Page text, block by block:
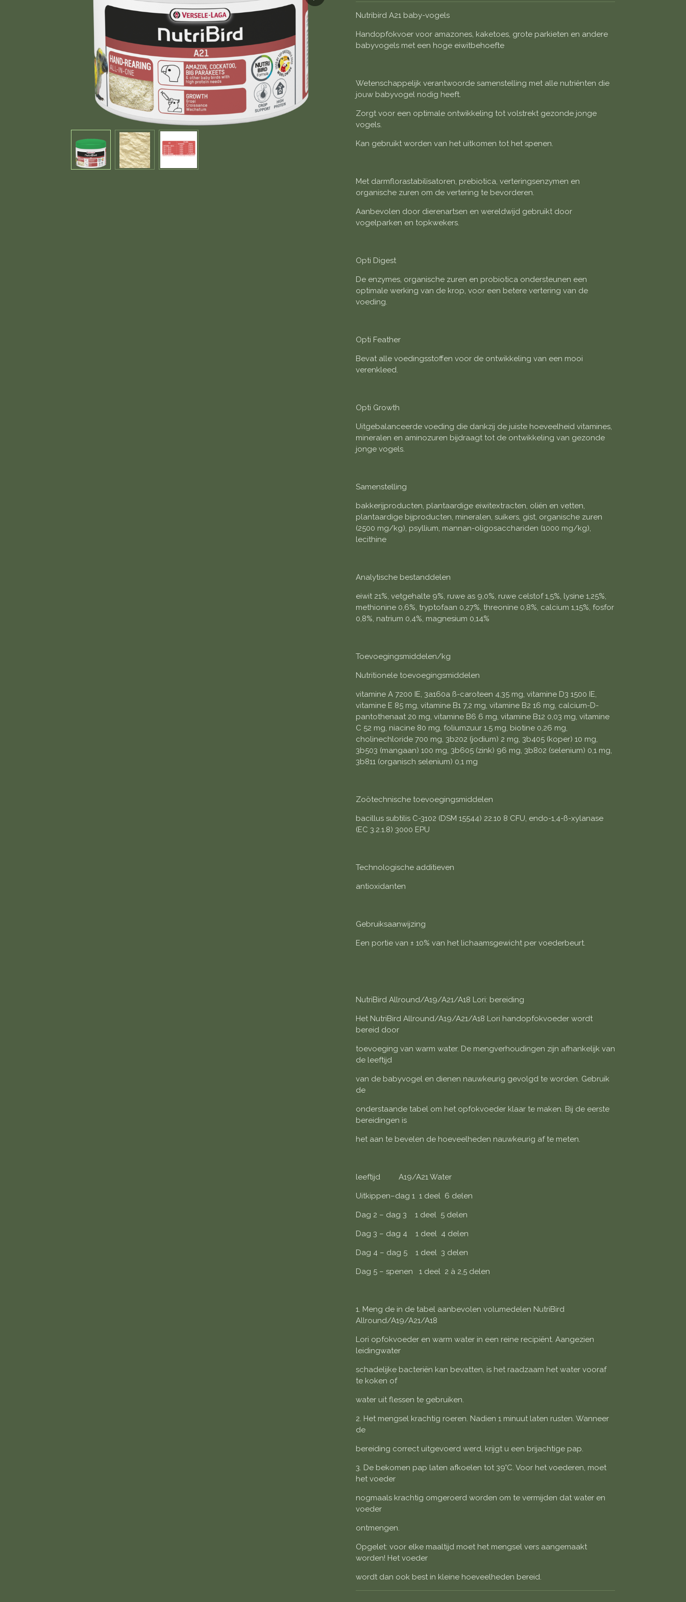
Nutribird A21 baby-vogels
Handopfokvoer voor amazones, kaketoes, grote parkieten en andere
babyvogels met een hoge eiwitbehoefte
Wetenschappelijk verantwoorde samenstelling met alle nutriënten die
jouw babyvogel nodig heeft.
Zorgt voor een optimale ontwikkeling tot volstrekt gezonde jonge
vogels.
Kan gebruikt worden van het uitkomen tot het spenen.
Met darmflorastabilisatoren, prebiotica, verteringsenzymen en
organische zuren om de vertering te bevorderen.
Aanbevolen door dierenartsen en wereldwijd gebruikt door
vogelparken en topkwekers.
Opti Digest
De enzymes, organische zuren en probiotica ondersteunen een
optimale werking van de krop, voor een betere vertering van de
voeding.
Opti Feather
Bevat alle voedingsstoffen voor de ontwikkeling van een mooi
verenkleed.
Opti Growth
Uitgebalanceerde voeding die dankzij de juiste hoeveelheid vitamines,
mineralen en aminozuren bijdraagt tot de ontwikkeling van gezonde
jonge vogels.
Samenstelling
bakkerijproducten, plantaardige eiwitextracten, oliën en vetten,
plantaardige bijproducten, mineralen, suikers, gist, organische zuren
(2500 mg/kg), psyllium, mannan-oligosacchariden (1000 mg/kg),
lecithine
Analytische bestanddelen
eiwit 21%, vetgehalte 9%, ruwe as 9,0%, ruwe celstof 1,5%, lysine 1,25%,
methionine 0,6%, tryptofaan 0,27%, threonine 0,8%, calcium 1,15%, fosfor
0,8%, natrium 0,4%, magnesium 0,14%
Toevoegingsmiddelen/kg
Nutritionele toevoegingsmiddelen
vitamine A 7200 IE, 3a160a ß-caroteen 4,35 mg, vitamine D3 1500 IE,
vitamine E 85 mg, vitamine B1 7,2 mg, vitamine B2 16 mg, calcium-D-
pantothenaat 20 mg, vitamine B6 6 mg, vitamine B12 0,03 mg, vitamine
C 52 mg, niacine 80 mg, foliumzuur 1,5 mg, biotine 0,26 mg,
cholinechloride 700 mg, 3b202 (jodium) 2 mg, 3b405 (koper) 10 mg,
3b503 (mangaan) 100 mg, 3b605 (zink) 96 mg, 3b802 (selenium) 0,1 mg,
3b811 (organisch selenium) 0,1 mg
Zoötechnische toevoegingsmiddelen
bacillus subtilis C-3102 (DSM 15544) 22.10 8 CFU, endo-1,4-ß-xylanase
(EC 3.2.1.8) 3000 EPU
Technologische additieven
antioxidanten
Gebruiksaanwijzing
Een portie van ± 10% van het lichaamsgewicht per voederbeurt.
NutriBird Allround/A19/A21/A18 Lori: bereiding
Het NutriBird Allround/A19/A21/A18 Lori handopfokvoeder wordt
bereid door
toevoeging van warm water. De mengverhoudingen zijn afhankelijk van
de leeftijd
van de babyvogel en dienen nauwkeurig gevolgd te worden. Gebruik
de
onderstaande tabel om het opfokvoeder klaar te maken. Bij de eerste
bereidingen is
het aan te bevelen de hoeveelheden nauwkeurig af te meten.
leeftijd A19/A21 Water
Uitkippen–dag 1 1 deel 6 delen
Dag 2 – dag 3 1 deel 5 delen
Dag 3 – dag 4 1 deel 4 delen
Dag 4 – dag 5 1 deel 3 delen
Dag 5 – spenen 1 deel 2 à 2,5 delen
1. Meng de in de tabel aanbevolen volumedelen NutriBird
Allround/A19/A21/A18
Lori opfokvoeder en warm water in een reine recipiënt. Aangezien
leidingwater
schadelijke bacteriën kan bevatten, is het raadzaam het water vooraf
te koken of
water uit flessen te gebruiken.
2. Het mengsel krachtig roeren. Nadien 1 minuut laten rusten. Wanneer
de
bereiding correct uitgevoerd werd, krijgt u een brijachtige pap.
3. De bekomen pap laten afkoelen tot 39°C. Voor het voederen, moet
het voeder
nogmaals krachtig omgeroerd worden om te vermijden dat water en
voeder
ontmengen.
Opgelet: voor elke maaltijd moet het mengsel vers aangemaakt
worden! Het voeder
wordt dan ook best in kleine hoeveelheden bereid.